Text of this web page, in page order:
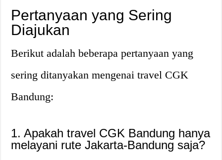
Pertanyaan yang Sering
Diajukan
Berikut adalah beberapa pertanyaan yang
sering ditanyakan mengenai travel CGK
Bandung:
1. Apakah travel CGK Bandung hanya
melayani rute Jakarta-Bandung saja?